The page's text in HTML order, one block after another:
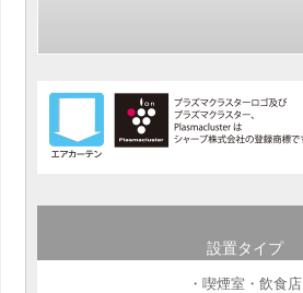
設置タイプ
・喫煙室・飲食店